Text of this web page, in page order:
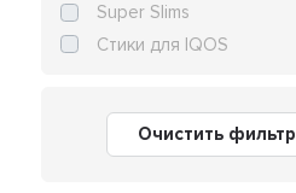
Super Slims
Стики для IQOS
Очистить фильтр